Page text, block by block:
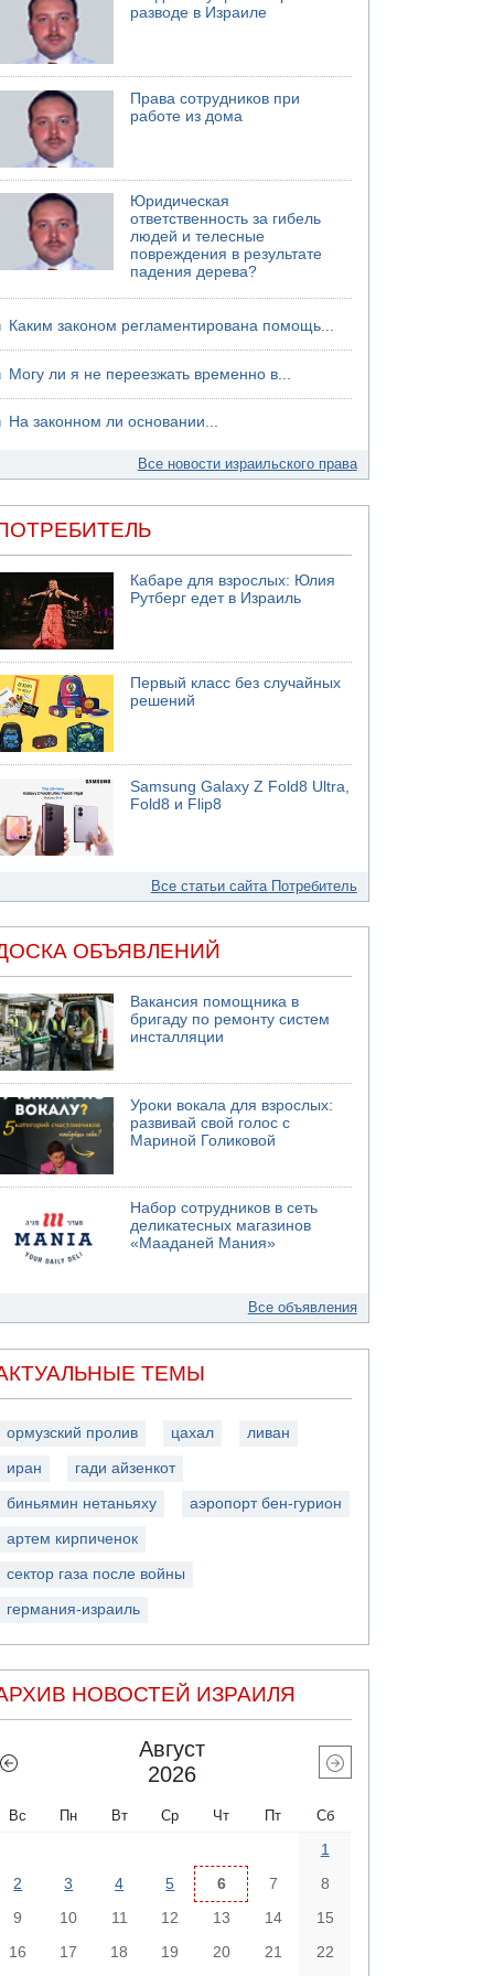
ножевые ранения в результате нападения на
улице Левински в Тель-Авиве
разводе в Израиле
Права сотрудников при
работе из дома
Юридическая
ответственность за гибель
людей и телесные
повреждения в результате
падения дерева?
Каким законом регламентирована помощь...
Могу ли я не переезжать временно в...
На законном ли основании...
Все новости израильского права
Кабаре для взрослых: Юлия
Рутберг едет в Израиль
Первый класс без случайных
решений
Samsung Galaxy Z Fold8 Ultra,
Fold8 и Flip8
Все статьи сайта Потребитель
ОБЪЯВЛЕНИЙ
Вакансия помощника в
бригаду по ремонту систем
инсталляции
Уроки вокала для взрослых:
развивай свой голос с
Мариной Голиковой
Набор сотрудников в сеть
деликатесных магазинов
«Мааданей Мания»
Все объявления
ТЕМЫ
ормузский пролив цахал ливан
иран гади айзенкот
биньямин нетаньяху аэропорт бен-гурион
артем кирпиченок
сектор газа после войны
германия-израиль
НОВОСТЕЙ ИЗРАИЛЯ
Август
2026
Вс Пн Вт Ср Чт Пт Сб
1
2
3 4 5 6 7
8
9
10 11 12 13 14
15
16
17 18 19 20 21 22